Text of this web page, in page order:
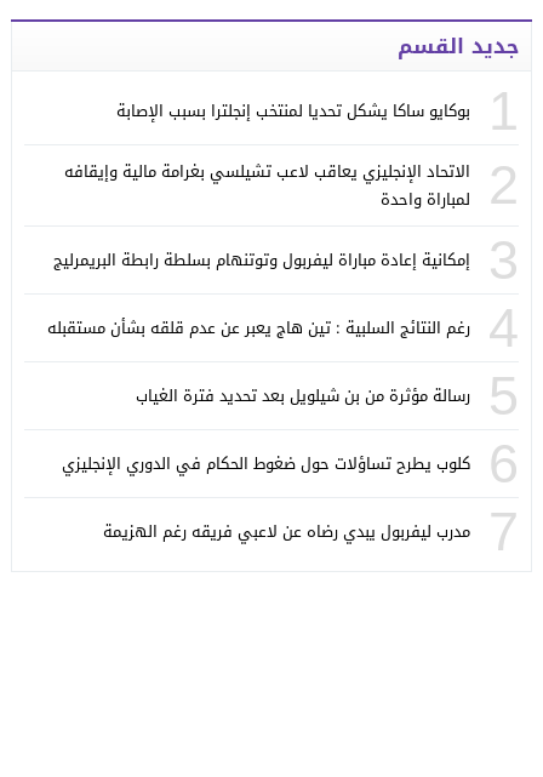
جديد القسم
1 بوكايو ساكا يشكل تحديا لمنتخب إنجلترا بسبب الإصابة
2
الاتحاد الإنجليزي يعاقب لاعب تشيلسي بغرامة مالية وإيقافه
لمباراة واحدة
3 إمكانية إعادة مباراة ليفربول وتوتنهام بسلطة رابطة البريمرليج
4 رغم النتائج السلبية : تين هاج يعبر عن عدم قلقه بشأن مستقبله
5 رسالة مؤثرة من بن شيلويل بعد تحديد فترة الغياب
6 كلوب يطرح تساؤلات حول ضغوط الحكام في الدوري الإنجليزي
7 مدرب ليفربول يبدي رضاه عن لاعبي فريقه رغم الهزيمة